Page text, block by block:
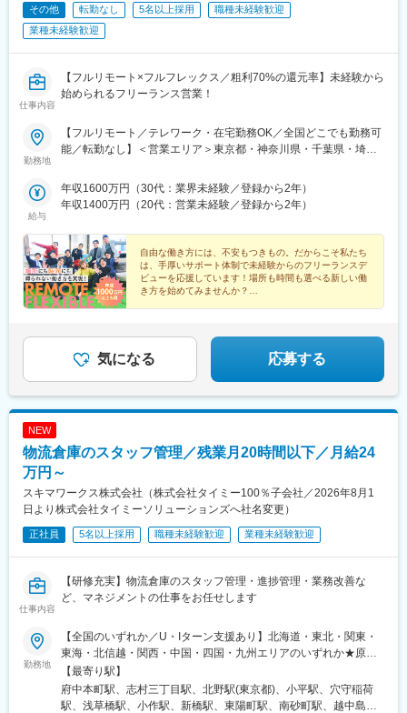
駅、赤坂駅(東京都)、虎ノ門駅、綾瀬駅、鶴川駅、水天宮前駅、新
橋駅、富士見ケ丘駅、豊田駅、西新井大師西駅、池上駅、羽田空
港第３ターミナル駅(京急)、八王子駅、神楽坂駅、南砂町駅、志茂
堂駅、鳥浜駅、横浜駅、三浦海岸駅、生田駅(神奈川県)、下飯田
駅、相武台前駅、湘南台駅、瀬谷駅、新百合ケ丘駅、センター南
野駅、藤が丘駅(神奈川県)、東戸塚駅、長津田駅、新横浜駅、山手
駅、関屋駅(新潟県)、甲斐住吉駅、渚駅(長野県)、掛川駅、掛川市
役所前駅、神宮前駅、西春駅、小池駅、荒畑駅、牛久保駅、水口
駅、西大路駅、烏丸駅、円町駅、西大橋駅、なんば駅(南海線)、大
阪駅、門真市駅、本町駅、大阪梅田駅(阪急線)、南森町駅、河内国
蒲生四丁目駅、あびこ駅、柏原駅(大阪府)、千里丘駅、和泉府中
駅、千里中央駅(北大阪急行)、鶴見緑地駅、天王寺駅、三国駅(大
阪府)、万博記念公園駅、北巽駅、新大阪駅、枚方公園駅、枚方市
駅、忍ケ丘駅、京橋駅(大阪府)、七道駅、庄内駅(大阪府)、なんば
駅(地下鉄)、上牧駅(大阪府)、江坂駅、樟葉駅、なかもず駅、鳳
じ別所駅、道場南口駅、仁川駅、姫路駅、御影駅(兵庫県・阪神
線)、岩屋駅(兵庫県)、学園都市駅、芦屋駅(東海道本線)、西明石
駅、尼崎センタープール前駅、尼ケ辻駅、球場前駅(岡山県)、児島
(福岡県)、熊西駅、光の森駅、荒尾駅(熊本県)、花畑町駅、長崎駅
(長崎県)、南鹿児島駅、名古屋駅、名鉄名古屋駅
その他 転勤なし 5名以上採用
職種未経験歓迎
業種未経験歓迎
仕事内容
【フルリモート×フルフレックス／粗利70%の還元率】未経験から
始められるフリーランス営業！
勤務地
【フルリモート／テレワーク・在宅勤務OK／全国どこでも勤務可
能／転勤なし】＜営業エリア＞東京都・神奈川県・千葉県・埼玉
お任せします。もちろん、オンライン商談も可能です。★自社オ
フィスは無料で利用できます！フリーランスだから孤独感を感じ
る…そんな心配はありません！当社ではフリーランス同士の繋が
ーがいるので、質問や相談もしやすい環境です。【本社】東京都
新宿区山吹町348-6 DSDビル5F（利用可能時間／平日9：00～
18：00）＜アクセス＞東京メトロ有楽町線「江戸川橋駅」から徒
歩4分【大阪支店】大阪市北区豊崎3-3-7カワイビル5F＜アクセス
＞大阪メトロ御堂筋線「中津駅」から徒歩5分阪急「梅田駅」かた
ンバーが多いです。受動喫煙対策：屋内禁煙
給与
年収1600万円（30代：業界未経験／登録から2年）
年収1400万円（20代：営業未経験／登録から2年）
自由な働き方には、不安もつきもの。だからこそ私たち
は、手厚いサポート体制で未経験からのフリーランスデ
ビューを応援しています！場所も時間も選べる新しい働
き方を始めてみませんか？
☆フルフレックス
気になる 応募する
NEW
物流倉庫のスタッフ管理／残業月20時間以下／月給24
万円～
スキマワークス株式会社（株式会社タイミー100％子会社／2026年8月1
日より株式会社タイミーソリューションズへ社名変更）
正社員 5名以上採用 職種未経験歓迎 業種未経験歓迎
仕事内容
【研修充実】物流倉庫のスタッフ管理・進捗管理・業務改善な
ど、マネジメントの仕事をお任せします
勤務地
【全国のいずれか／U・Iターン支援あり】北海道・東北・関東・
東海・北信越・関西・中国・四国・九州エリアのいずれか★原
則、ご自宅から通勤90分圏内への配属予定（希望勤務エリア考慮
／転居は前提にしておりません）★U・Iターン支援あり（引っ越
し補助など※規定あり）通勤交通費は月5万円まで支給。公共交通
【最寄り駅】
府中本町駅、志村三丁目駅、北野駅(東京都)、小平駅、穴守稲荷
駅、浅草橋駅、小作駅、新橋駅、東陽町駅、南砂町駅、越中島